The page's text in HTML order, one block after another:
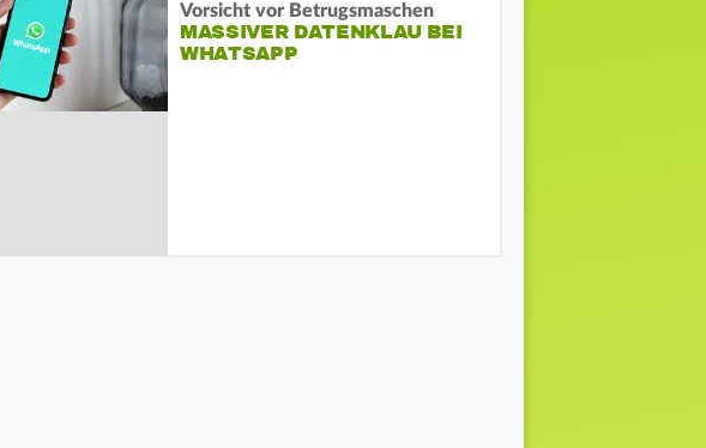
Vorsicht vor Betrugsmaschen
MASSIVER DATENKLAU BEI
WHATSAPP